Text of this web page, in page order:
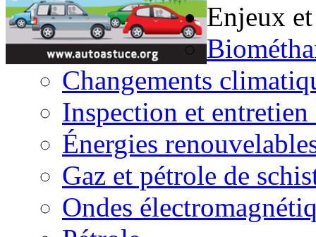
Enjeux
Changements
Inspection et entretien
Énergies
Gaz et pétrole de
Ondes